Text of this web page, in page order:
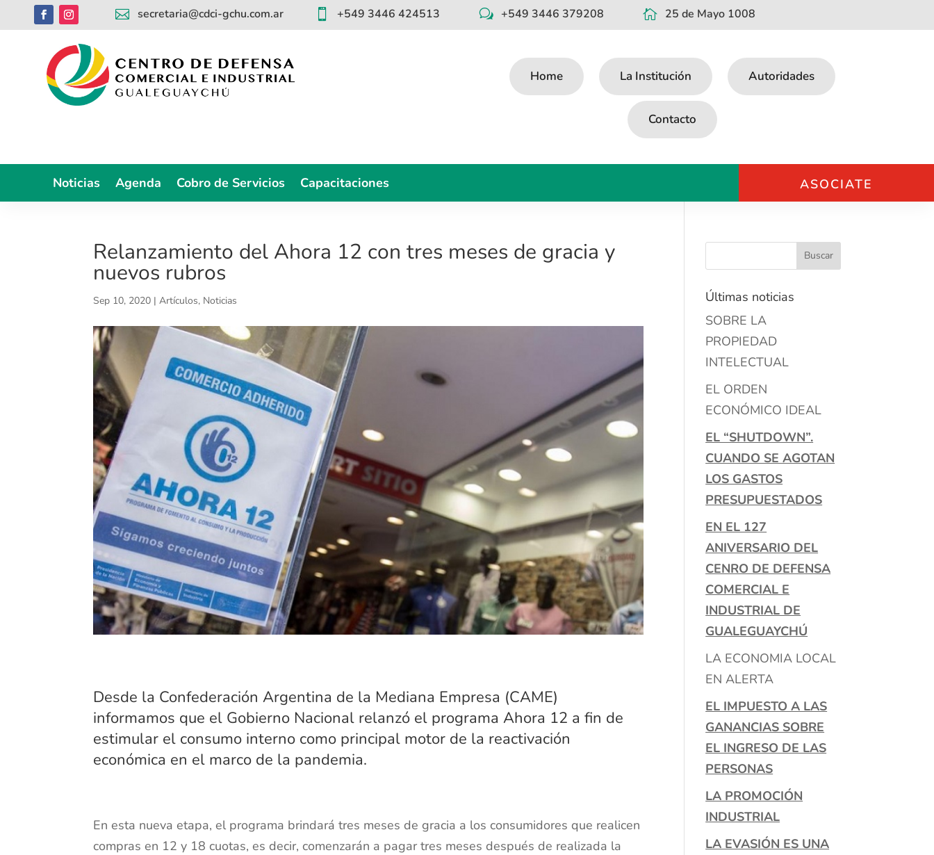
 secretaria@cdci-gchu.com.ar  +549 3446 424513 w +549 3446 379208  25 de Mayo 1008
Home La Institución Autoridades
Contacto
Noticias Agenda Cobro de Servicios Capacitaciones ASOCIATE
Relanzamiento del Ahora 12 con tres meses de gracia y
nuevos rubros
Sep 10, 2020 |Artículos, Noticias
Desde la Confederación Argentina de la Mediana Empresa (CAME)
informamos que el Gobierno Nacional relanzó el programa Ahora 12 a fin de
estimular el consumo interno como principal motor de la reactivación
económica en el marco de la pandemia.
En esta nueva etapa, el programa brindará tres meses de gracia a los consumidores que realicen
compras en 12 y 18 cuotas, es decir, comenzarán a pagar tres meses después de realizada la
Últimas noticias
SOBRE LA
PROPIEDAD
INTELECTUAL
EL ORDEN
ECONÓMICO IDEAL
EL “SHUTDOWN”.
CUANDO SE AGOTAN
LOS GASTOS
PRESUPUESTADOS
EN EL 127
ANIVERSARIO DEL
CENRO DE DEFENSA
COMERCIAL E
INDUSTRIAL DE
GUALEGUAYCHÚ
LA ECONOMIA LOCAL
EN ALERTA
EL IMPUESTO A LAS
GANANCIAS SOBRE
EL INGRESO DE LAS
PERSONAS
LA PROMOCIÓN
INDUSTRIAL
LA EVASIÓN ES UNA